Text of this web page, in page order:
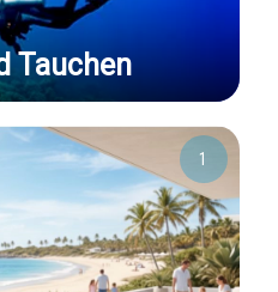
Tauchen
1